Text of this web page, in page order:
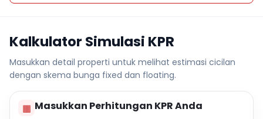
Kalkulator Simulasi KPR
Masukkan detail properti untuk melihat estimasi cicilan
dengan skema bunga fixed dan floating.
▦ Masukkan Perhitungan KPR Anda